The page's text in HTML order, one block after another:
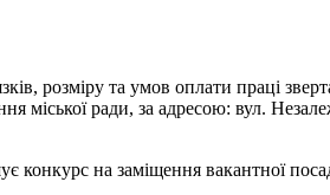
розміру та умов оплати праці
міської ради, за адресою: вул.
конкурс на заміщення вакантної